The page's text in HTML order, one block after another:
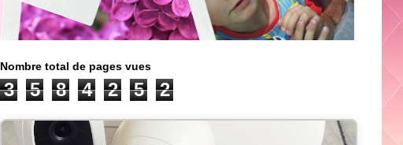
Nombre total de pages vues
3 5 8 4 2 5 2